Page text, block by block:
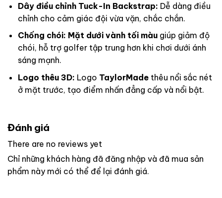
Dây điều chỉnh Tuck-In Backstrap: Dễ dàng điều
chỉnh cho cảm giác đội vừa vặn, chắc chắn.
Chống chói: Mặt dưới vành tối màugiúp giảm độ
chói, hỗ trợ golfer tập trung hơn khi chơi dưới ánh
sáng mạnh.
Logo thêu 3D: Logo TaylorMadethêu nổi sắc nét
ở mặt trước, tạo điểm nhấn đẳng cấp và nổi bật.
Đánh giá
There are no reviews yet
Chỉ những khách hàng đã đăng nhập và đã mua sản
phẩm này mới có thể để lại đánh giá.